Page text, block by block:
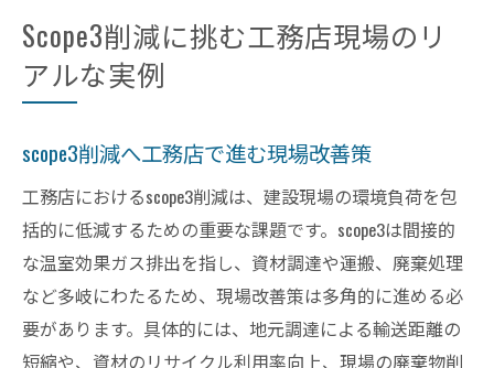
Scope3削減に挑む工務店現場のリ
アルな実例
scope3削減へ工務店で進む現場改善策
工務店におけるscope3削減は、建設現場の環境負荷を包
括的に低減するための重要な課題です。scope3は間接的
な温室効果ガス排出を指し、資材調達や運搬、廃棄処理
など多岐にわたるため、現場改善策は多角的に進める必
要があります。具体的には、地元調達による輸送距離の
短縮や、資材のリサイクル利用率向上、現場の廃棄物削